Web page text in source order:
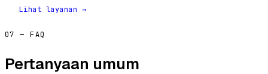
Lihat layanan →
07 — FAQ
Pertanyaan umum